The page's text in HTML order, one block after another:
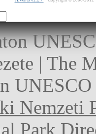
| The
Nemzeti
Park